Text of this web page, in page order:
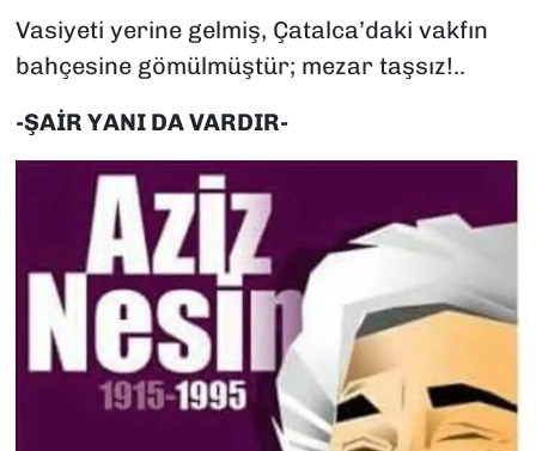
Vasiyeti yerine gelmiş, Çatalca’daki vakfın
bahçesine gömülmüştür; mezar taşsız!..
-ŞAİR YANI DA VARDIR-